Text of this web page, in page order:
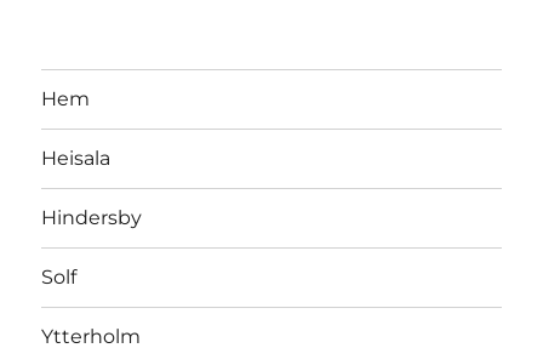
Hem
Heisala
Hindersby
Solf
Ytterholm